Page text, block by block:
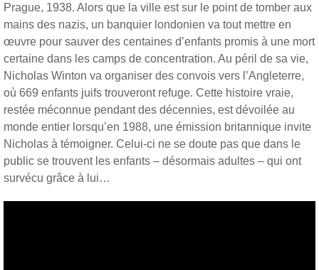
Prague, 1938. Alors que la ville est sur le point de tomber aux
mains des nazis, un banquier londonien va tout mettre en
œuvre pour sauver des centaines d’enfants promis à une mort
certaine dans les camps de concentration. Au péril de sa vie,
Nicholas Winton va organiser des convois vers l’Angleterre,
où 669 enfants juifs trouveront refuge. Cette histoire vraie,
restée méconnue pendant des décennies, est dévoilée au
monde entier lorsqu’en 1988, une émission britannique invite
Nicholas à témoigner. Celui-ci ne se doute pas que dans le
public se trouvent les enfants – désormais adultes – qui ont
survécu grâce à lui…